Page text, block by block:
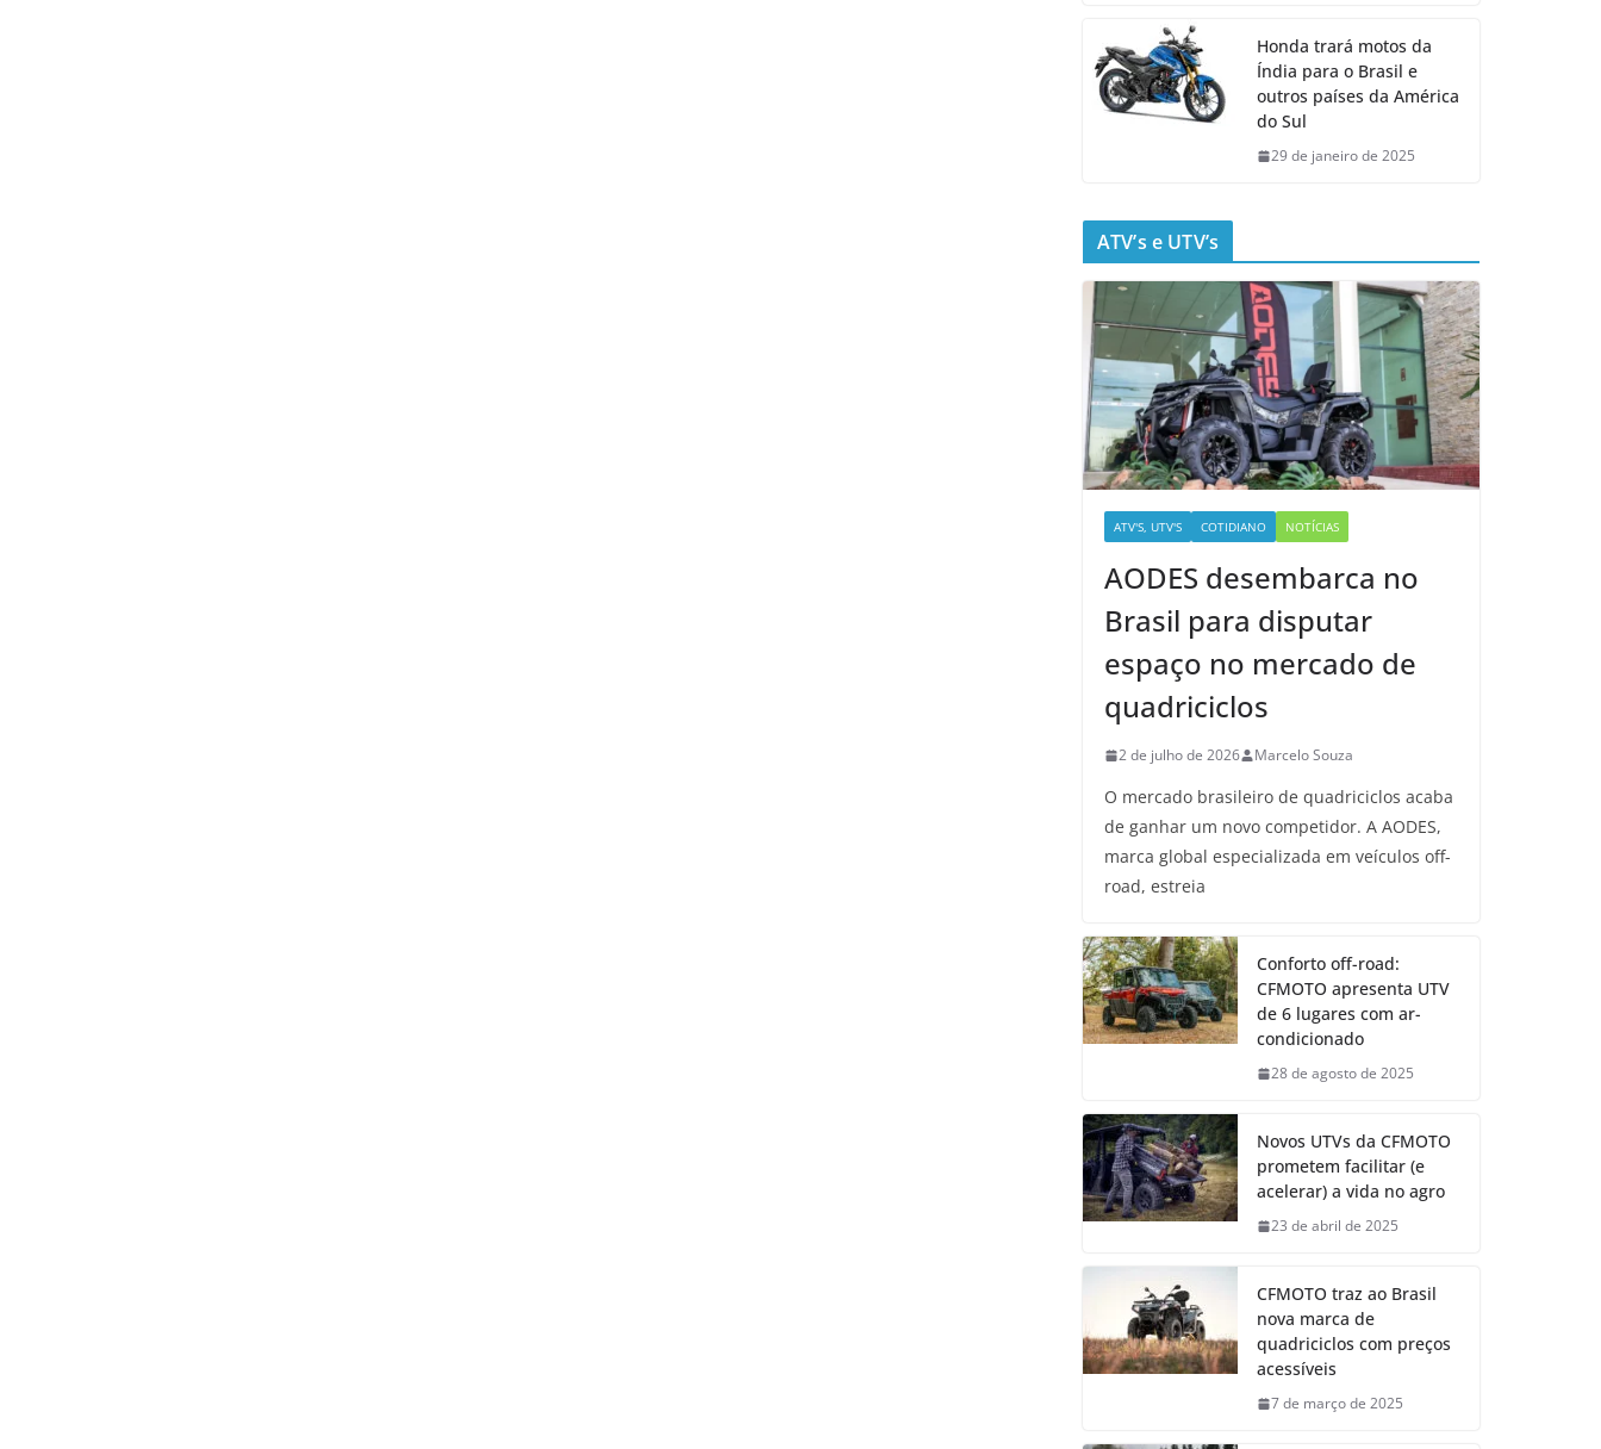
Honda trará motos da
Índia para o Brasil e
outros países da América
do Sul
29 de janeiro de 2025
ATV’s e UTV’s
ATV'S, UTV'S COTIDIANO NOTÍCIAS
AODES desembarca no
Brasil para disputar
espaço no mercado de
quadriciclos
2 de julho de 2026 Marcelo Souza
O mercado brasileiro de quadriciclos acaba
de ganhar um novo competidor. A AODES,
marca global especializada em veículos off-
road, estreia
Conforto off-road:
CFMOTO apresenta UTV
de 6 lugares com ar-
condicionado
28 de agosto de 2025
Novos UTVs da CFMOTO
prometem facilitar (e
acelerar) a vida no agro
23 de abril de 2025
CFMOTO traz ao Brasil
nova marca de
quadriciclos com preços
acessíveis
7 de março de 2025